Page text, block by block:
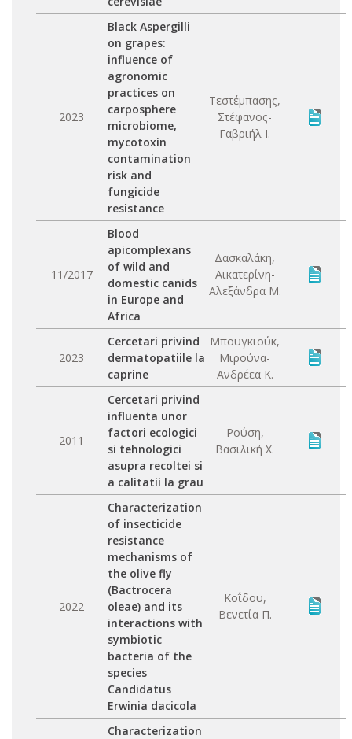
2023
Black Aspergilli
on grapes:
influence of
agronomic
practices on
carposphere
microbiome,
mycotoxin
contamination
risk and
fungicide
resistance
Τεστέμπασης,
Στέφανος-
Γαβριήλ Ι.
11/2017
Blood
apicomplexans
of wild and
domestic canids
in Europe and
Africa
Δασκαλάκη,
Αικατερίνη-
Αλεξάνδρα Μ.
2023
Cercetari privind
dermatopatiile la
caprine
Μπουγκιούκ,
Μιρούνα-
Ανδρέεα Κ.
2011
Cercetari privind
influenta unor
factori ecologici
si tehnologici
asupra recoltei si
a calitatii la grau
Ρούση,
Βασιλική Χ.
2022
Characterization
of insecticide
resistance
mechanisms of
the olive fly
(Bactrocera
oleae) and its
interactions with
symbiotic
bacteria of the
species
Candidatus
Erwinia dacicola
Κοΐδου,
Βενετία Π.
Characterization